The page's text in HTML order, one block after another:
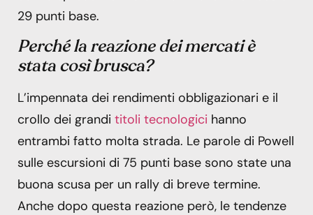
29 punti base.
Perché la reazione dei mercati è
stata così brusca?
L’impennata dei rendimenti obbligazionari e il
crollo dei grandi titoli tecnologici hanno
entrambi fatto molta strada. Le parole di Powell
sulle escursioni di 75 punti base sono state una
buona scusa per un rally di breve termine.
Anche dopo questa reazione però, le tendenze